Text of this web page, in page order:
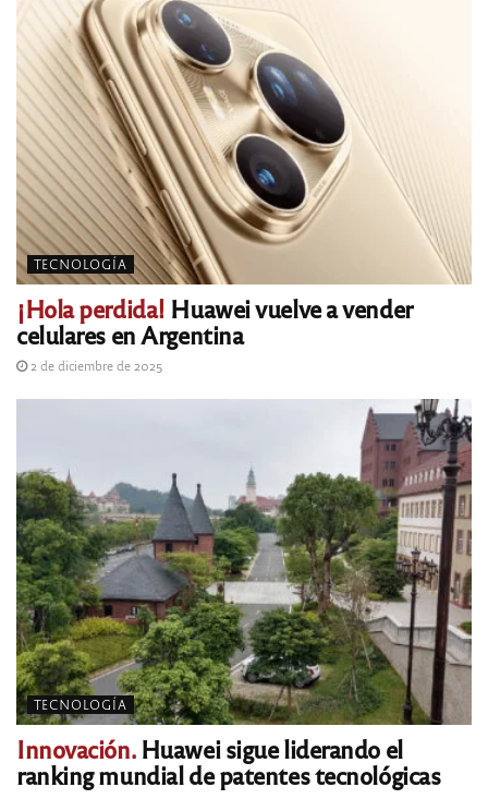
TECNOLOGÍA
¡Hola perdida! Huawei vuelve a vender
celulares en Argentina
2 de diciembre de 2025
TECNOLOGÍA
Innovación.Huawei sigue liderando el
ranking mundial de patentes tecnológicas